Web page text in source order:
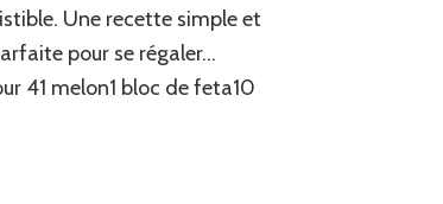
Une recette simple et
pour se régaler…
41 melon1 bloc de feta10